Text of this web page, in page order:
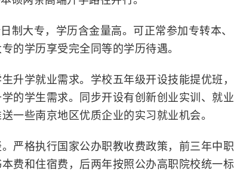
制大专，学历含金量高。可正常参加专转本、
的学历享受完全同等的学历待遇。
升学就业需求。学校五年级开设技能提优班，
的学生需求。同步开设有创新创业实训、就业
一些南京地区优质企业的实习就业机会。
严格执行国家公办职教收费政策，前三年中职
费和住宿费，后两年按照公办高职院校统一标